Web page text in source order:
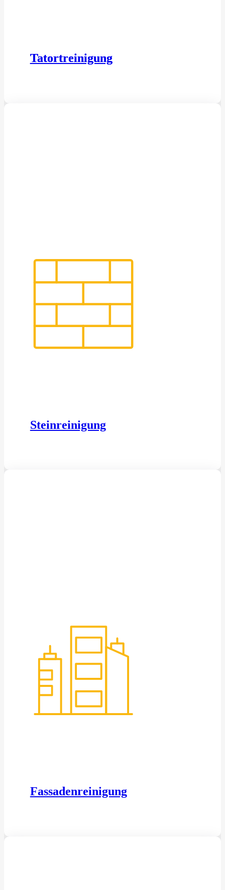
Tatortreinigung
Steinreinigung
Fassadenreinigung